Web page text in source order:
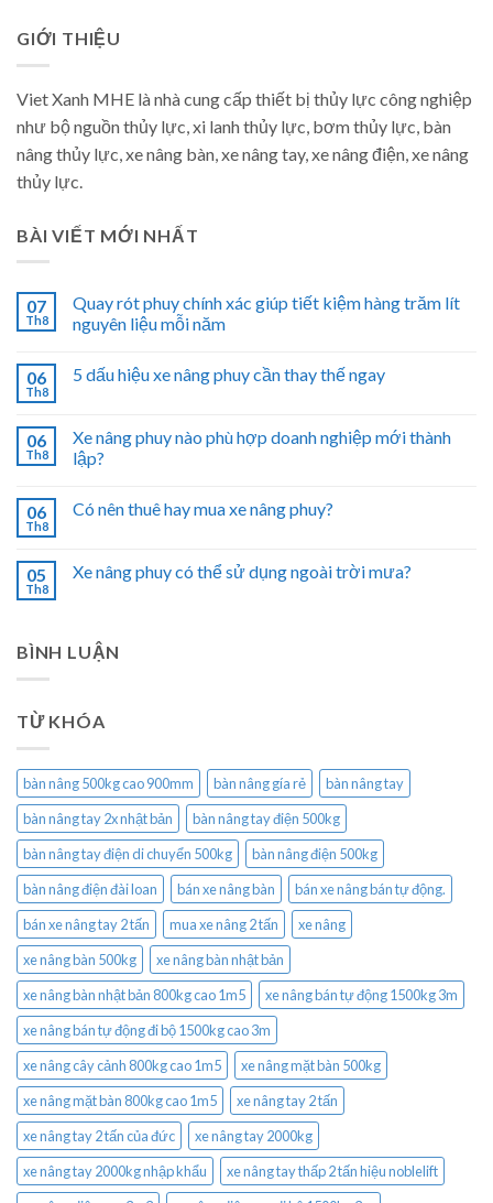
GIỚI THIỆU
Viet Xanh MHE là nhà cung cấp thiết bị thủy lực công nghiệp
như bộ nguồn thủy lực, xi lanh thủy lực, bơm thủy lực, bàn
nâng thủy lực, xe nâng bàn, xe nâng tay, xe nâng điện, xe nâng
thủy lực.
BÀI VIẾT MỚI NHẤT
07
Th8
Quay rót phuy chính xác giúp tiết kiệm hàng trăm lít
nguyên liệu mỗi năm
06
Th8
5 dấu hiệu xe nâng phuy cần thay thế ngay
06
Th8
Xe nâng phuy nào phù hợp doanh nghiệp mới thành
lập?
06
Th8
Có nên thuê hay mua xe nâng phuy?
05
Th8
Xe nâng phuy có thể sử dụng ngoài trời mưa?
BÌNH LUẬN
TỪ KHÓA
bàn nâng 500kg cao 900mm bàn nâng gía rẻ
bàn nâng tay
bàn nâng tay 2x nhật bản
bàn nâng tay điện 500kg
bàn nâng tay điện di chuyển 500kg
bàn nâng điện 500kg
bàn nâng điện đài loan
bán xe nâng bàn
bán xe nâng bán tự động.
bán xe nâng tay 2 tấn
mua xe nâng 2 tấn
xe nâng
xe nâng bàn 500kg
xe nâng bàn nhật bản
xe nâng bàn nhật bản 800kg cao 1m5
xe nâng bán tự động 1500kg 3m
xe nâng bán tự động đi bộ 1500kg cao 3m
xe nâng cây cảnh 800kg cao 1m5
xe nâng mặt bàn 500kg
xe nâng mặt bàn 800kg cao 1m5
xe nâng tay 2 tấn
xe nâng tay 2 tấn của đức
xe nâng tay 2000kg
xe nâng tay 2000kg nhập khẩu
xe nâng tay thấp 2 tấn hiệu noblelift